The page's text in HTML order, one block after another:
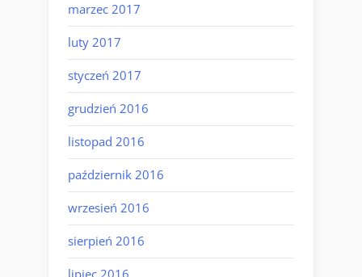
marzec 2017
luty 2017
styczeń 2017
grudzień 2016
listopad 2016
październik 2016
wrzesień 2016
sierpień 2016